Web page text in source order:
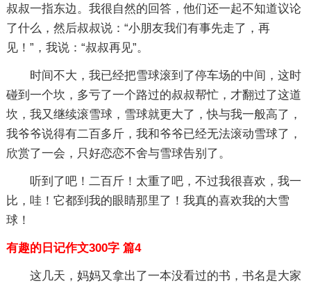
叔叔一指东边。我很自然的回答，他们还一起不知道议论
了什么，然后叔叔说：“小朋友我们有事先走了，再
见！”，我说：“叔叔再见”。
时间不大，我已经把雪球滚到了停车场的中间，这时
碰到一个坎，多亏了一个路过的叔叔帮忙，才翻过了这道
坎，我又继续滚雪球，雪球就更大了，快与我一般高了，
我爷爷说得有二百多斤，我和爷爷已经无法滚动雪球了，
欣赏了一会，只好恋恋不舍与雪球告别了。
听到了吧！二百斤！太重了吧，不过我很喜欢，我一
比，哇！它都到我的眼睛那里了！我真的喜欢我的大雪
球！
有趣的日记作文300字 篇4
这几天，妈妈又拿出了一本没看过的书，书名是大家